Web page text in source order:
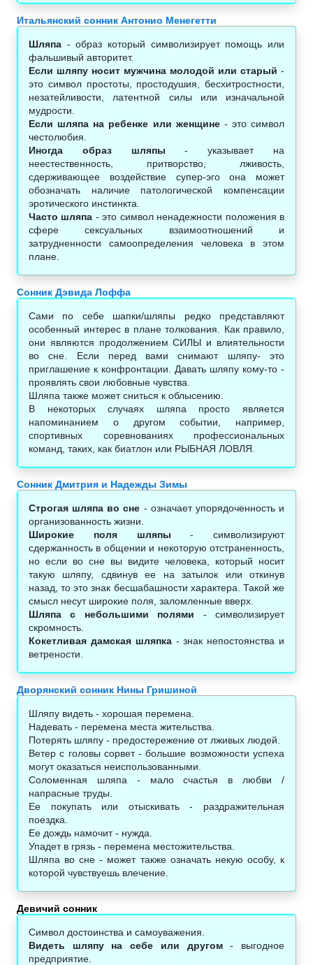
Итальянский сонник Антонио Менегетти
Шляпа - образ который символизирует помощь или
фальшивый авторитет.
Если шляпу носит мужчина молодой или старый -
это символ простоты, простодушия, бесхитростности,
незатейливости, латентной силы или изначальной
мудрости.
Если шляпа на ребенке или женщине- это символ
честолюбия.
Иногда образ шляпы - указывает на
неестественность, притворство, лживость,
сдерживающее воздействие супер-эго она может
обозначать наличие патологической компенсации
эротического инстинкта.
Часто шляпа - это символ ненадежности положения в
сфере сексуальных взаимоотношений и
затрудненности самоопределения человека в этом
плане.
Сонник Дэвида Лоффа
Сами по себе шапки/шляпы редко представляют
особенный интерес в плане толкования. Как правило,
они являются продолжением СИЛЫ и влиятельности
во сне. Если перед вами снимают шляпу- это
приглашение к конфронтации. Давать шляпу кому-то -
проявлять свои любовные чувства.
Шляпа также может сниться к облысению.
В некоторых случаях шляпа просто является
напоминанием о другом событии, например,
спортивных соревнованиях профессиональных
команд, таких, как биатлон или РЫБНАЯ ЛОВЛЯ.
Сонник Дмитрия и Надежды Зимы
Строгая шляпа во сне - означает упорядоченность и
организованность жизни.
Широкие поля шляпы - символизируют
сдержанность в общении и некоторую отстраненность,
но если во сне вы видите человека, который носит
такую шляпу, сдвинув ее на затылок или откинув
назад, то это знак бесшабашности характера. Такой же
смысл несут широкие поля, заломленные вверх.
Шляпа с небольшими полями - символизирует
скромность.
Кокетливая дамская шляпка- знак непостоянства и
ветрености.
Дворянский сонник Нины Гришиной
Шляпу видеть - хорошая перемена.
Надевать - перемена места жительства.
Потерять шляпу - предостережение от лживых людей.
Ветер с головы сорвет - большие возможности успеха
могут оказаться неиспользованными.
Соломенная шляпа - мало счастья в любви /
напрасные труды.
Ее покупать или отыскивать - раздражительная
поездка.
Ее дождь намочит - нужда.
Упадет в грязь - перемена местожительства.
Шляпа во сне - может также означать некую особу, к
которой чувствуешь влечение.
Девичий сонник
Символ достоинства и самоуважения.
Видеть шляпу на себе или другом- выгодное
предприятие.